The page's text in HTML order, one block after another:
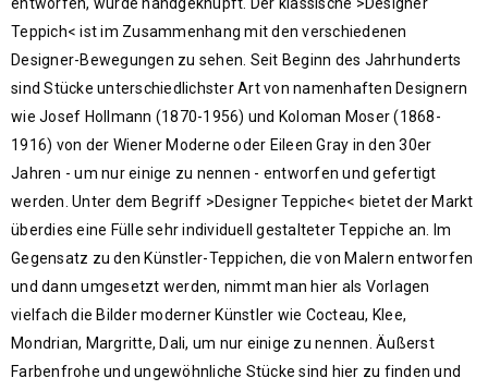
Teppich< ist im Zusammenhang mit den verschiedenen
Designer-Bewegungen zu sehen. Seit Beginn des Jahrhunderts
sind Stücke unterschiedlichster Art von namenhaften Designern
wie Josef Hollmann (1870-1956) und Koloman Moser (1868-
1916) von der Wiener Moderne oder Eileen Gray in den 30er
Jahren - um nur einige zu nennen - entworfen und gefertigt
werden. Unter dem Begriff >Designer Teppiche< bietet der Markt
überdies eine Fülle sehr individuell gestalteter Teppiche an. Im
Gegensatz zu den Künstler-Teppichen, die von Malern entworfen
und dann umgesetzt werden, nimmt man hier als Vorlagen
vielfach die Bilder moderner Künstler wie Cocteau, Klee,
Mondrian, Margritte, Dali, um nur einige zu nennen. Äußerst
Farbenfrohe und ungewöhnliche Stücke sind hier zu finden und